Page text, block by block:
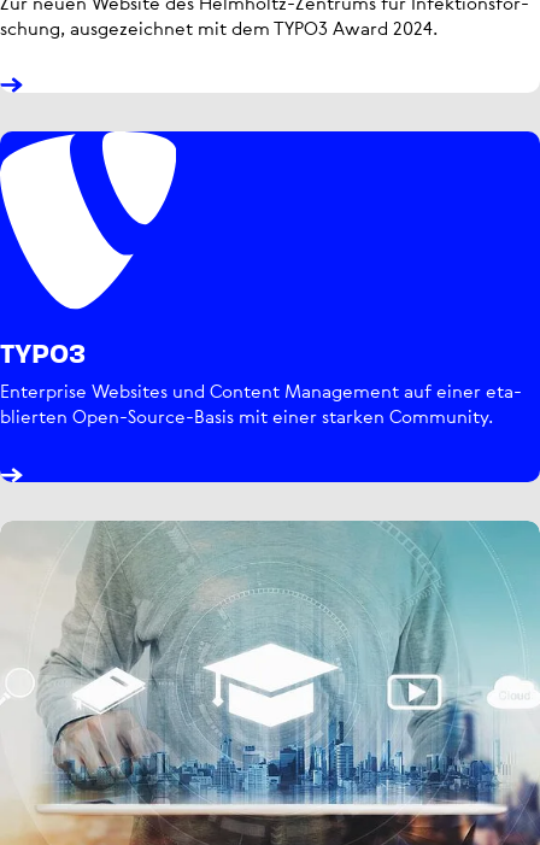
schung, aus­ge­zeich­net mit dem TYPO3 Award 2024.
TYPO3
Enter­prise Websites und Content Manage­ment auf einer eta­
blier­ten Open-Source-Basis mit einer starken Community.